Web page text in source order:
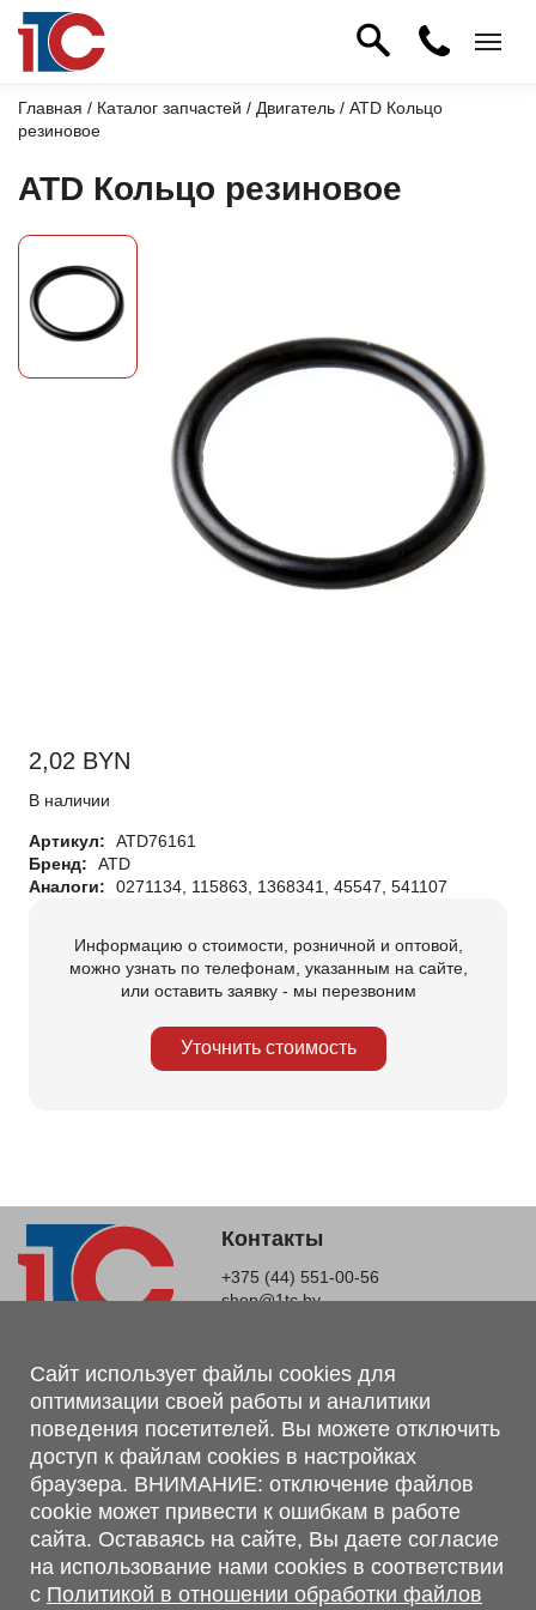
Главная / Каталог запчастей / Двигатель / ATD Кольцо
резиновое
ATD Кольцо резиновое
2,02 BYN
В наличии
Артикул:
ATD76161
Бренд:
ATD
Аналоги:
0271134, 115863, 1368341, 45547, 541107
Информацию о стоимости, розничной и оптовой,
можно узнать по телефонам, указанным на сайте,
или оставить заявку - мы перезвоним
Уточнить стоимость
Контакты
+375 (44) 551-00-56
shop@1tc.by
Магазин, склад
г. Минск, Минский р-н, п. Привольный, ул. Мира, 20А,
223062
г. Брест, ул. Лейтенанта Рябцева, 108 В, 224701
Обращаем Ваше внимание, что вся предоставленная на сайте
информация, касающаяся комплектаций, технических
характеристик, цветовых сочетаний, а также стоимости и
сервисного обслуживания носит информационный характер и
не является публичной офертой, определяемой п.2 ст.407
Сайт использует файлы cookies для
оптимизации своей работы и аналитики
поведения посетителей. Вы можете отключить
доступ к файлам cookies в настройках
браузера. ВНИМАНИЕ: отключение файлов
cookie может привести к ошибкам в работе
сайта. Оставаясь на сайте, Вы даете согласие
на использование нами cookies в соответствии
с Политикой в отношении обработки файлов